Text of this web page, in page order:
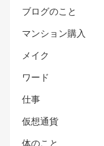
ブログのこと
マンション購入
メイク
ワード
仕事
仮想通貨
体のこと